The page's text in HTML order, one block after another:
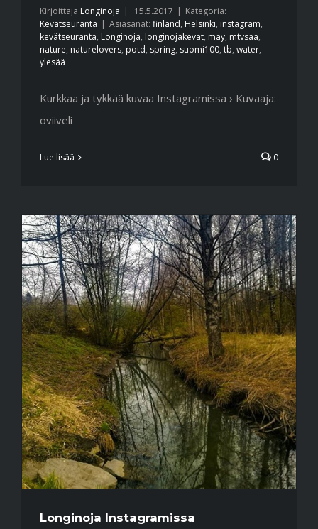
Kirjoittaja Longinoja | 15.5.2017 | Kategoria:
Kevätseuranta | Asiasanat: finland, Helsinki, instagram,
kevätseuranta, Longinoja, longinojakevat, may, mtvsaa,
nature, naturelovers, potd, spring, suomi100, tb, water,
ylesää
Kurkkaa ja tykkää kuvaa Instagramissa › Kuvaaja:
oviiveli
Lue lisää 0
Longinoja Instagramissa